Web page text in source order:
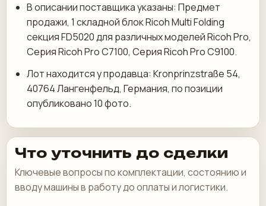
В описании поставщика указаны: Предмет
продажи, 1 складной блок Ricoh Multi Folding
секция FD5020 для различных моделей Ricoh Pro,
Серия Ricoh Pro C7100, Серия Ricoh Pro C9100.
Лот находится у продавца: Kronprinzstraße 54,
40764 Лангенфельд, Германия, по позиции
опубликовано 10 фото.
Что уточнить до сделки
Ключевые вопросы по комплектации, состоянию и
вводу машины в работу до оплаты и логистики.